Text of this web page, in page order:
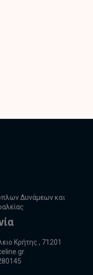
Δυνάμεων και
Κρήτης , 71201